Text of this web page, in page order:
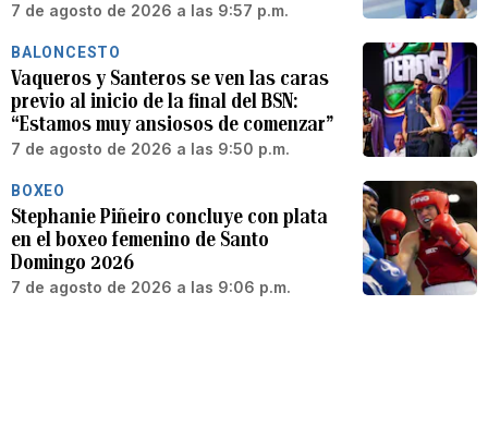
7 de agosto de 2026 a las 9:57 p.m.
BALONCESTO
Vaqueros y Santeros se ven las caras
previo al inicio de la final del BSN:
“Estamos muy ansiosos de comenzar”
7 de agosto de 2026 a las 9:50 p.m.
BOXEO
Stephanie Piñeiro concluye con plata
en el boxeo femenino de Santo
Domingo 2026
7 de agosto de 2026 a las 9:06 p.m.